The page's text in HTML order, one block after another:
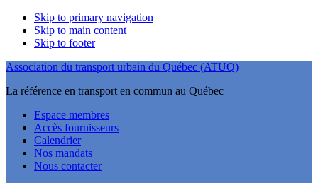
Skip to primary navigation
Skip to main content
Skip to footer
Association du transport urbain du Québec (ATUQ)
La référence en transport en commun au Québec
Espace membres
Accès fournisseurs
Calendrier
Nos mandats
Nous contacter